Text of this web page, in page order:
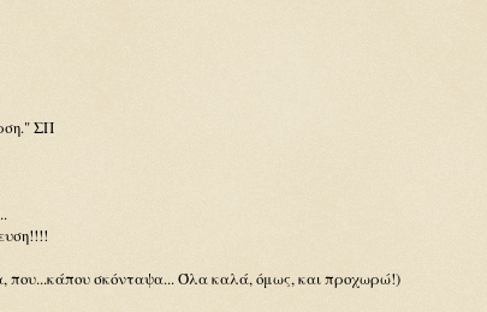
ΣΠ
που...κάπου σκόνταψα... Όλα καλά, όμως, και προχωρώ!)